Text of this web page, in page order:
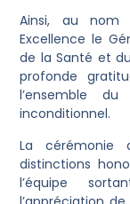
Ainsi, au nom
Excellence le
de la Santé et
profonde
l’ensemble
inconditionnel.
La
distinctions
l’équipe